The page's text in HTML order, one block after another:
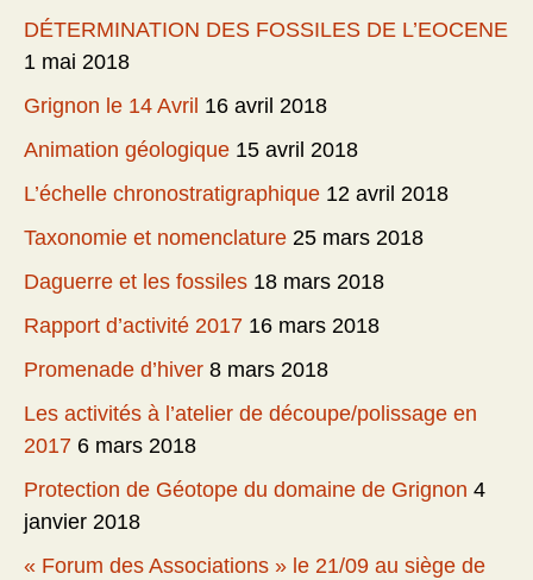
DÉTERMINATION DES FOSSILES DE L’EOCENE
1 mai 2018
Grignon le 14 Avril 16 avril 2018
Animation géologique 15 avril 2018
L’échelle chronostratigraphique 12 avril 2018
Taxonomie et nomenclature 25 mars 2018
Daguerre et les fossiles 18 mars 2018
Rapport d’activité 2017 16 mars 2018
Promenade d’hiver 8 mars 2018
Les activités à l’atelier de découpe/polissage en
2017 6 mars 2018
Protection de Géotope du domaine de Grignon 4
janvier 2018
« Forum des Associations » le 21/09 au siège de